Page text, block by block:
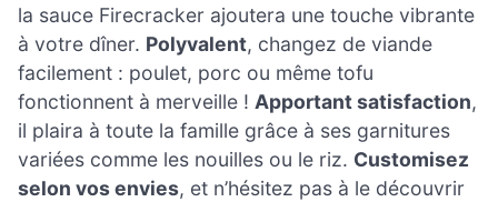
la sauce Firecracker ajoutera une touche vibrante
à votre dîner. Polyvalent, changez de viande
facilement : poulet, porc ou même tofu
fonctionnent à merveille ! Apportant satisfaction,
il plaira à toute la famille grâce à ses garnitures
variées comme les nouilles ou le riz. Customisez
selon vos envies, et n’hésitez pas à le découvrir